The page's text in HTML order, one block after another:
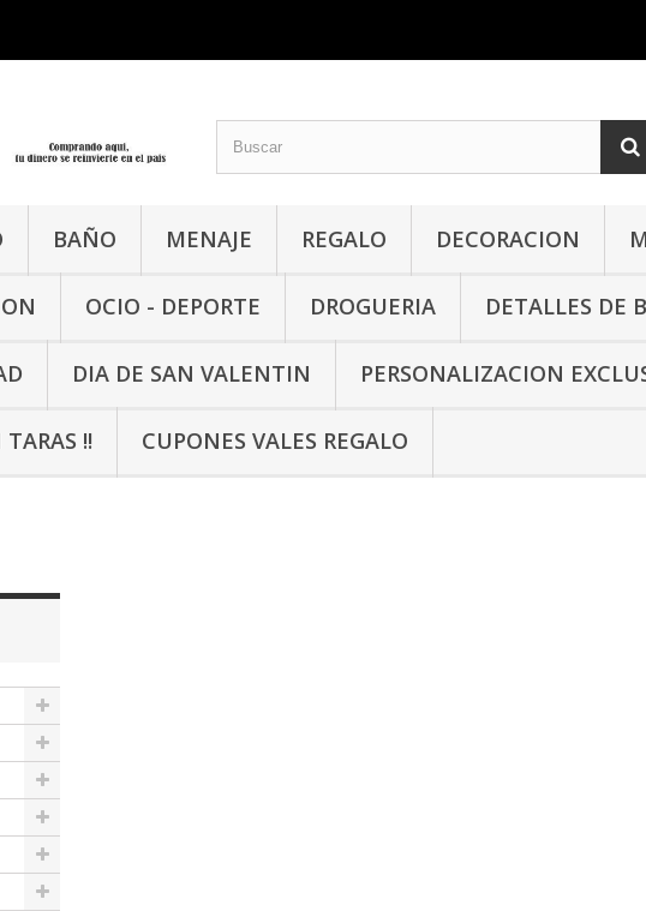
BAÑO MENAJE REGALO DECORACION
OCIO - DEPORTE DROGUERIA DETALLES DE
DIA DE SAN VALENTIN PERSONALIZACION
!! CUPONES VALES REGALO